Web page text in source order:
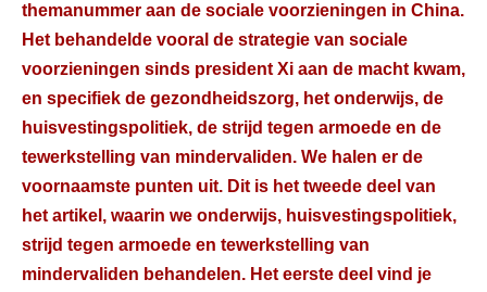
themanummer aan de sociale voorzieningen in China.
Het behandelde vooral de strategie van sociale
voorzieningen sinds president Xi aan de macht kwam,
en specifiek de gezondheidszorg, het onderwijs, de
huisvestingspolitiek, de strijd tegen armoede en de
tewerkstelling van mindervaliden. We halen er de
voornaamste punten uit. Dit is het tweede deel van
het artikel, waarin we onderwijs, huisvestingspolitiek,
strijd tegen armoede en tewerkstelling van
mindervaliden behandelen. Het eerste deel vind je